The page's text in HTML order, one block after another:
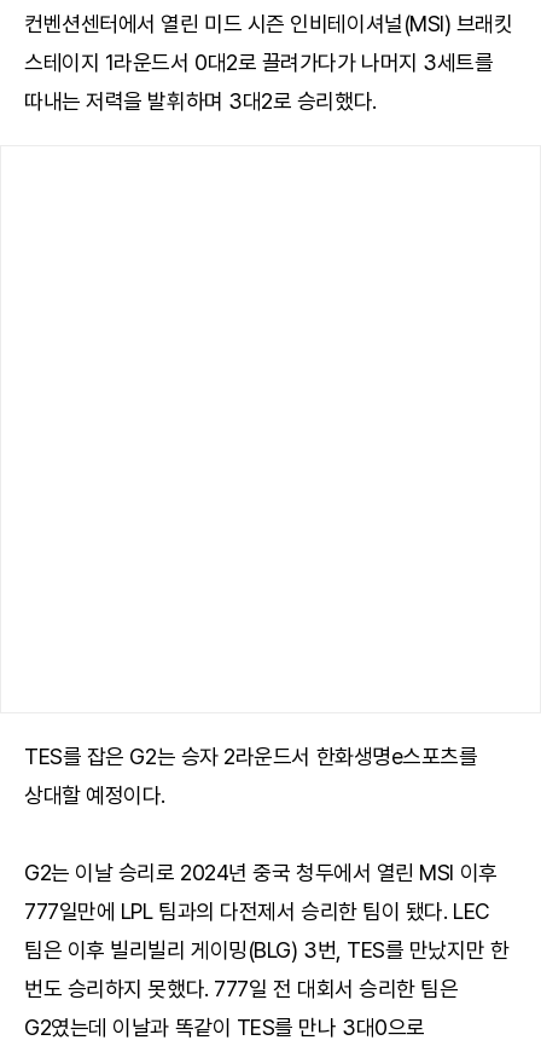
컨벤션센터에서 열린 미드 시즌 인비테이셔널(MSI) 브래킷
스테이지 1라운드서 0대2로 끌려가다가 나머지 3세트를
따내는 저력을 발휘하며 3대2로 승리했다.
TES를 잡은 G2는 승자 2라운드서 한화생명e스포츠를
상대할 예정이다.
G2는 이날 승리로 2024년 중국 청두에서 열린 MSI 이후
777일만에 LPL 팀과의 다전제서 승리한 팀이 됐다. LEC
팀은 이후 빌리빌리 게이밍(BLG) 3번, TES를 만났지만 한
번도 승리하지 못했다. 777일 전 대회서 승리한 팀은
G2였는데 이날과 똑같이 TES를 만나 3대0으로